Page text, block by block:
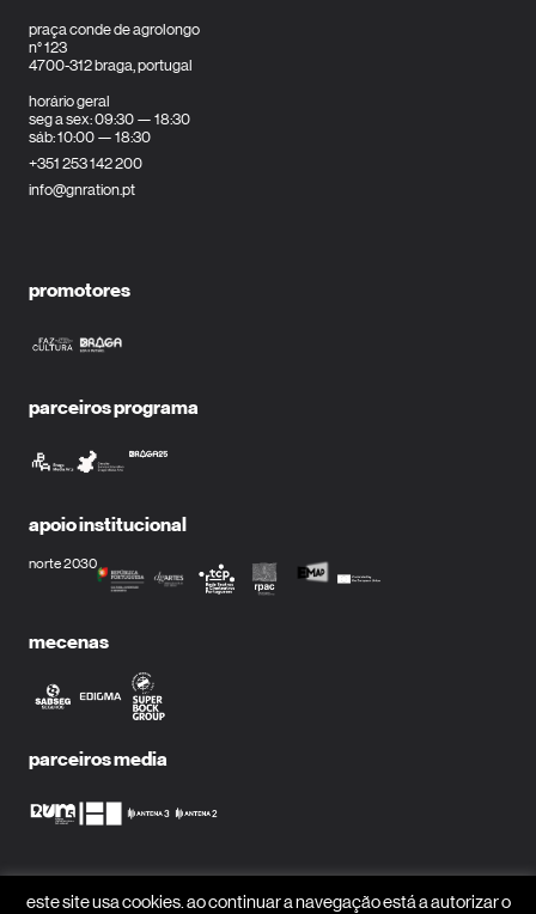
praça conde de agrolongo
n° 123
4700-312 braga, portugal
horário geral
seg a sex: 09:30 — 18:30
sáb: 10:00 — 18:30
+351 253 142 200
info@gnration.pt
promotores
parceiros programa
apoio institucional
norte 2030
mecenas
parceiros media
este site usa cookies. ao continuar a navegação está a autorizar o